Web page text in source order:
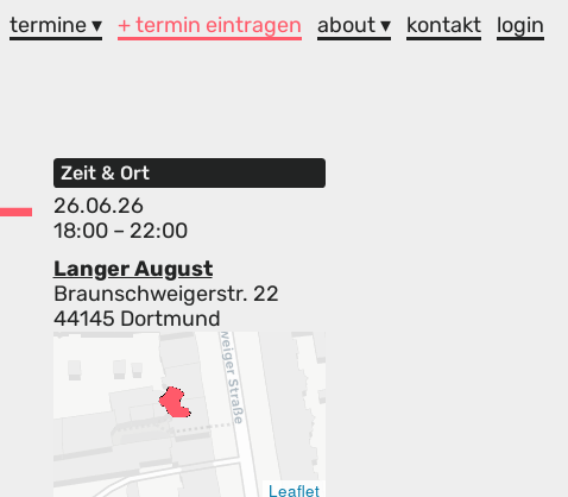
termine ▾ + termin eintragen about ▾ kontakt login
Zeit & Ort
26.06.26
18:00 – 22:00
Langer August
Braunschweigerstr. 22
44145 Dortmund
Leaflet